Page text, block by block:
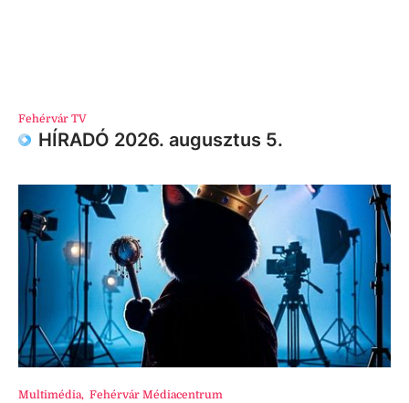
Fehérvár TV
HÍRADÓ 2026. augusztus 5.
Multimédia, Fehérvár Médiacentrum